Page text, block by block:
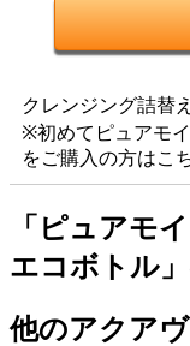
クレンジング詰替
※初めてピュアモ
をご購入の方はこ
「ピュアモ
エコボトル
他のアクア